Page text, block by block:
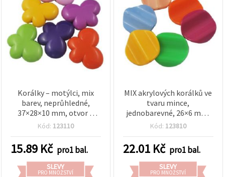
Korálky – motýlci, mix
barev, neprůhledné,
37×28×10 mm, otvor 2
mm, 50 g (~8 ks)
Kód: 123110
15.89 Kč pro1 bal.
SLEVY
PRO MNOŽSTVÍ
MIX akrylových korálků ve
tvaru mince,
jednobarevné, 26×6 mm,
průvlek 2 mm – 50 g (~30
Kód: 123810
22.01 Kč pro1 bal.
SLEVY
PRO MNOŽSTVÍ